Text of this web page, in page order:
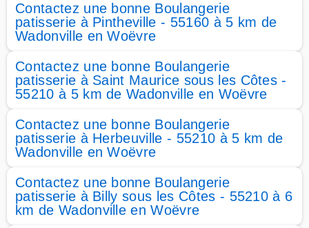
Contactez une bonne Boulangerie
patisserie à Pintheville - 55160 à 5 km de
Wadonville en Woëvre
Contactez une bonne Boulangerie
patisserie à Saint Maurice sous les Côtes -
55210 à 5 km de Wadonville en Woëvre
Contactez une bonne Boulangerie
patisserie à Herbeuville - 55210 à 5 km de
Wadonville en Woëvre
Contactez une bonne Boulangerie
patisserie à Billy sous les Côtes - 55210 à 6
km de Wadonville en Woëvre